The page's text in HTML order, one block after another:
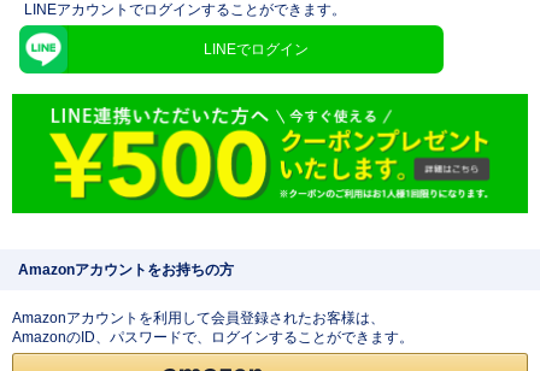
LINEアカウントでログインすることができます。
LINEでログイン
Amazonアカウントをお持ちの方
Amazonアカウントを利用して会員登録されたお客様は、
AmazonのID、パスワードで、ログインすることができます。